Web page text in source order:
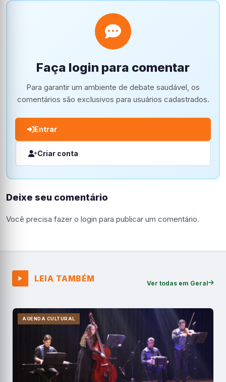
Faça login para comentar
Para garantir um ambiente de debate saudável, os
comentários são exclusivos para usuários cadastrados.
Entrar
Criar conta
Deixe seu comentário
Você precisa fazer o login para publicar um comentário.
LEIA TAMBÉM Ver todas em Geral
AGENDA CULTURAL